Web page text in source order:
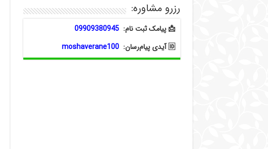
رزرو مشاوره:
📩 پیامک ثبت نام:09909380945
🆔 آیدی پیام‌رسان:
moshaverane100